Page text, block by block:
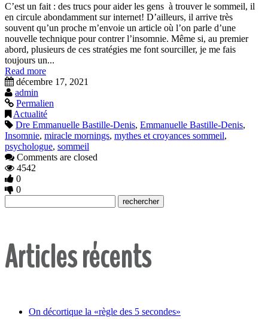
C’est un fait : des trucs pour aider les gens à trouver le sommeil, il
en circule abondamment sur internet! D’ailleurs, il arrive très
souvent qu’un proche m’envoie un article où l’on parle d’une
nouvelle technique pour contrer l’insomnie. Même si, au premier
abord, plusieurs de ces stratégies me font sourciller, je me fais
toujours un...
Read more
décembre 17, 2021
admin
Permalien
Actualité
Dre Emmanuelle Bastille-Denis, Emmanuelle Bastille-Denis,
Insomnie, miracle mornings, mythes et croyances sommeil,
psychologue, sommeil
Comments are closed
4542
0
0
Articles récents
On décortique la «règle des 5 secondes»